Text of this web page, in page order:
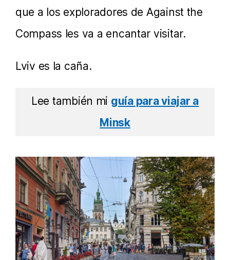
que a los exploradores de Against the
Compass les va a encantar visitar.
Lviv es la caña.
Lee también mi guía para viajar a
Minsk